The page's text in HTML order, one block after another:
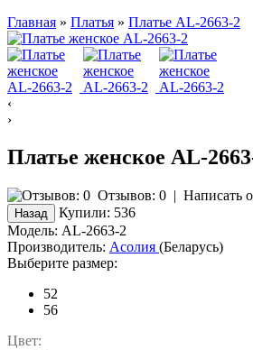
Главная » Платья » Платье AL-2663-2
‹
›
Платье женское AL-
Отзывов: 0 | Написать
Купили: 536
Модель: AL-2663-2
Производитель: Асолия (Беларусь)
Выберите размер:
52
56
Цвет: